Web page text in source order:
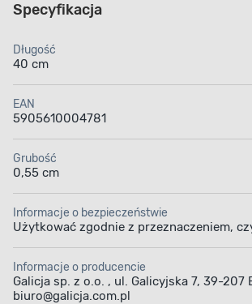
Specyfikacja
Długość
40 cm
EAN
5905610004781
Grubość
0,55 cm
Informacje o bezpieczeństwie
Użytkować zgodnie z przeznaczeniem,
Informacje o producencie
Galicja sp. z o.o. , ul. Galicyjska 7, 39-207
biuro@galicja.com.pl